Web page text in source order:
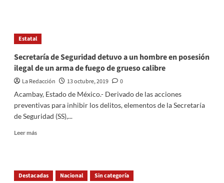
capacita
a
trabajadores
en
materia
Derechos
Humanos
Estatal
Secretaría de Seguridad detuvo a un hombre en posesión
ilegal de un arma de fuego de grueso calibre
La Redacción 13 octubre, 2019
0
Acambay, Estado de México.- Derivado de las acciones
preventivas para inhibir los delitos, elementos de la Secretaría
de Seguridad (SS),...
Leer másRead
de
Seguridad
Destacadas Nacional Sin categoría